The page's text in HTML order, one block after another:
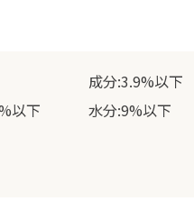
成分:3.9%以下
以下
水分:9%以下